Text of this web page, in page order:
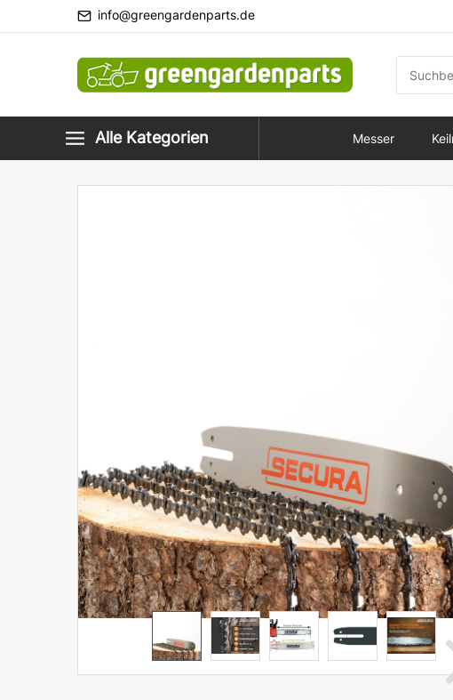
info@greengardenparts.de
Alle Kategorien Messer